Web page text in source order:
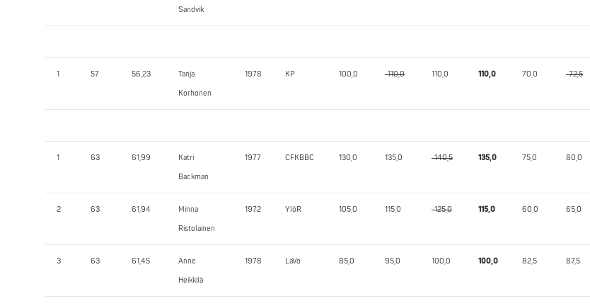
Sandvik
1 57 56,23 Tanja
Korhonen
1978 KP 100,0 -110,0 110,0 110,0 70,0 -72,5
1 63 61,99 Katri
Backman
1977 CFKBBC 130,0 135,0 -140,5 135,0 75,0 80,0
2 63 61,94 Minna
Ristolainen
1972 YlöR 105,0 115,0 -125,0 115,0 60,0 65,0
3 63 61,45 Anne
Heikkilä
1978 LaVo 85,0 95,0 100,0 100,0 82,5 87,5